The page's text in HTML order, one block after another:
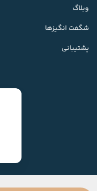
وبلاگ
شگفت انگیزها
پشتیبانی